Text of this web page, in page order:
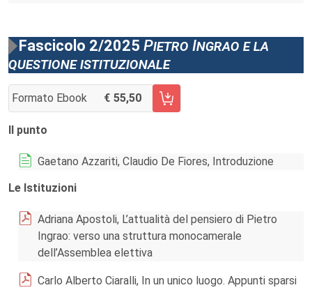
Fascicolo 2/2025 Pietro Ingrao e la
questione istituzionale
Formato Ebook 55,50
AGGIUNGI AL CARRELLO FASCICOLO 2/2025
Il punto
Gaetano Azzariti, Claudio De Fiores, Introduzione
Le Istituzioni
Adriana Apostoli, L’attualità del pensiero di Pietro
Ingrao: verso una struttura monocamerale
dell’Assemblea elettiva
Carlo Alberto Ciaralli, In un unico luogo. Appunti sparsi